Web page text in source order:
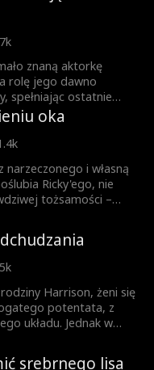
uświadamia sobie, że
jego marzeń, której
czas.
znaną aktorkę
rolę jego dawno
spełniając ostatnie
stawiają czoła
ze strony
razem, niechcący
by udowodnić ich
antagonista próbuje
co prowadzi ojca
desperackiej próbie
Clyde postanawia
ślubną...
oka
i własną
Ricky'ego, nie
tożsamości –
rodzinie Esther, odzyskać
swoje szczęśliwe
Harrison, żeni się
potentata, z
układu. Jednak w
którą spotyka po raz
srebrnego lisa